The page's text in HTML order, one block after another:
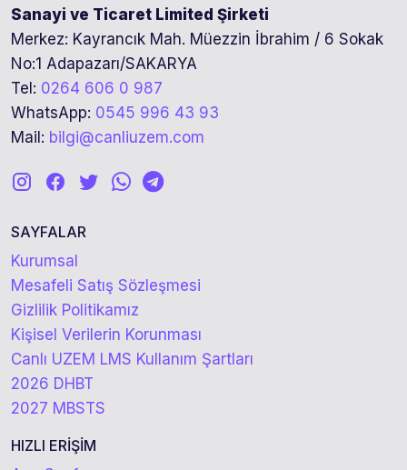
Sanayi ve Ticaret Limited Şirketi
Merkez: Kayrancık Mah. Müezzin İbrahim / 6 Sokak
No:1 Adapazarı/SAKARYA
Tel: 0264 606 0 987
WhatsApp: 0545 996 43 93
Mail: bilgi@canliuzem.com
SAYFALAR
Kurumsal
Mesafeli Satış Sözleşmesi
Gizlilik Politikamız
Kişisel Verilerin Korunması
Canlı UZEM LMS Kullanım Şartları
2026 DHBT
2027 MBSTS
HIZLI ERİŞİM